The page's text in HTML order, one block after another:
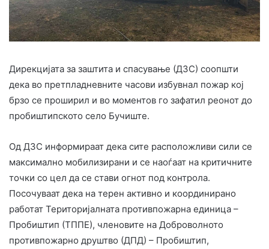
Дирекцијата за заштита и спасување (ДЗС) соопшти
дека во претпладневните часови избувнал пожар кој
брзо се проширил и во моментов го зафатил реонот до
пробиштипското село Бучиште.
Од ДЗС информираат дека сите расположливи сили се
максимално мобилизирани и се наоѓаат на критичните
точки со цел да се стави огнот под контрола.
Посочуваат дека на терен активно и координирано
работат Територијалната противпожарна единица –
Пробиштип (ТППЕ), членовите на Доброволното
противпожарно друштво (ДПД) – Пробиштип,